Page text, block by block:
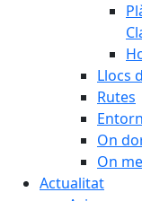
Llocs
Rutes
On
On
Actualitat